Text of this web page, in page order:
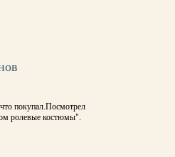
покупал.Посмотрел
ролевые костюмы".